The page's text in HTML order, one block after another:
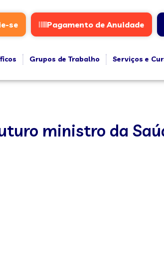
se Pagamento de Anuidade
Grupos de Trabalho Serviços e
ministro da